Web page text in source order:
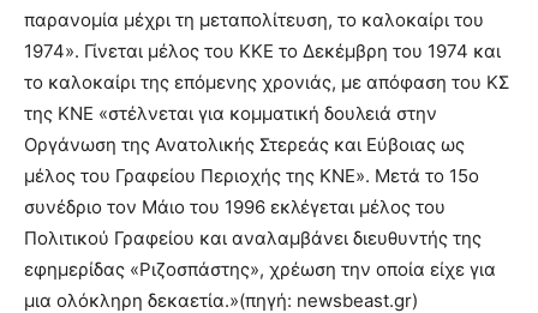
παρανομία μέχρι τη μεταπολίτευση, το καλοκαίρι του
1974». Γίνεται μέλος του ΚΚΕ το Δεκέμβρη του 1974 και
το καλοκαίρι της επόμενης χρονιάς, με απόφαση του ΚΣ
της ΚΝΕ «στέλνεται για κομματική δουλειά στην
Οργάνωση της Ανατολικής Στερεάς και Εύβοιας ως
μέλος του Γραφείου Περιοχής της ΚΝΕ». Μετά το 15ο
συνέδριο τον Μάιο του 1996 εκλέγεται μέλος του
Πολιτικού Γραφείου και αναλαμβάνει διευθυντής της
εφημερίδας «Ριζοσπάστης», χρέωση την οποία είχε για
μια ολόκληρη δεκαετία.»(πηγή: newsbeast.gr)